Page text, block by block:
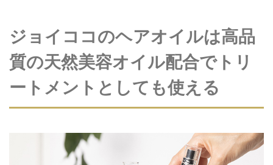
ジョイココのヘアオイルは高品
質の天然美容オイル配合でトリ
ートメントとしても使える